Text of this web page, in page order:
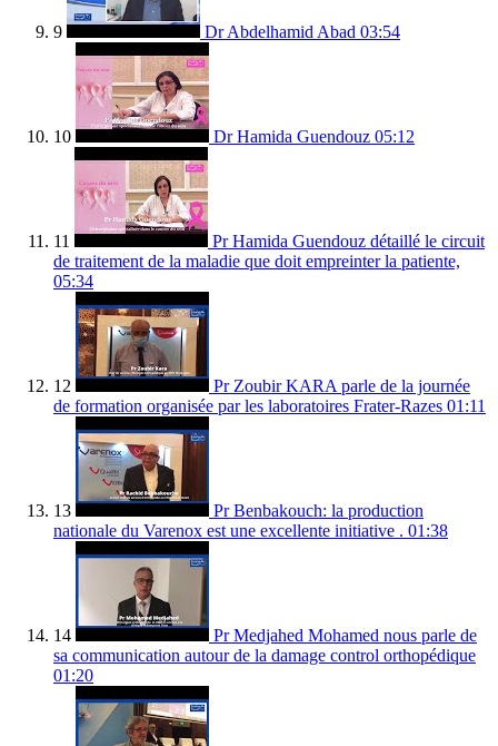
9 Dr Abdelhamid Abad 03:54
10 Dr Hamida Guendouz 05:12
11
Pr Hamida Guendouz détaillé le circuit
de traitement de la maladie que doit empreinter la patiente,
05:34
12
Pr Zoubir KARA parle de la journée
de formation organisée par les laboratoires Frater-Razes 01:11
13
Pr Benbakouch: la production
nationale du Varenox est une excellente initiative . 01:38
14
Pr Medjahed Mohamed nous parle de
sa communication autour de la damage control orthopédique
01:20